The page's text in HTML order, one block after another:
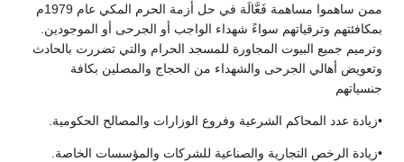
ممن ساهموا مساهمة فَعَّالَة في حل أزمة الحرم المكي عام 1979م
بمكافئتهم وترقياتهم سواءً شهداء الواجب أو الجرحى أو الموجودين.
وترميم جميع البيوت المجاورة للمسجد الحرام والتي تضررت بالحادث
وتعويض أهالي الجرحى والشهداء من الحجاج والمصلين بكافة
جنسياتهم
•زيادة عدد المحاكم الشرعية وفروع الوزارات والمصالح الحكومية.
•زيادة الرخص التجارية والصناعية للشركات والمؤسسات الخاصة.